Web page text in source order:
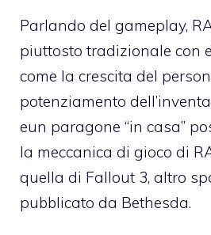
Parlando del gameplay,
piuttosto tradizionale con
come la crescita del
potenziamento
eun paragone “in casa”
la meccanica di gioco di
quella di Fallout 3, altro
pubblicato da Bethesda.